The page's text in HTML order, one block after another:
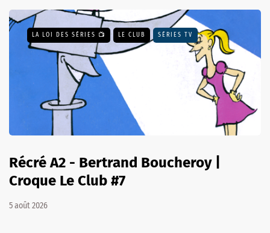
LA LOI DES SÉRIES 📺 LE CLUB SÉRIES TV
Récré A2 - Bertrand Boucheroy |
Croque Le Club #7
5 août 2026